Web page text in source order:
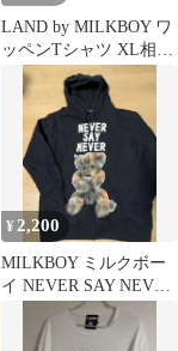
LAND by MILKBOY ワ
ッペンTシャツ XL相当
美品 太アーム
¥ 2,200
MILKBOY ミルクボー
イ NEVER SAY NEVER
クマ パーカー 黒